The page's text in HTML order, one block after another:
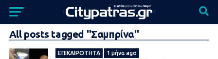
All posts tagged "Σαμπρίνα"
ΕΠΙΚΑΙΡΌΤΗΤΑ 1 μήνα ago